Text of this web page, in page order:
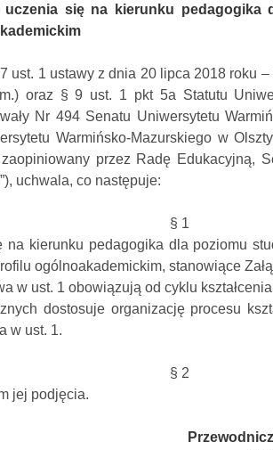
się na kierunku
ust. 1 ustawy z dnia 20 lipca 2018 roku
oraz § 9 ust. 1 pkt 5a Statutu
Nr 494 Senatu Uniwersytetu
Warmińsko-Mazurskiego w
przez Radę Edukacyjną,
uchwala, co następuje:
§ 1
na kierunku pedagogika dla poziomu
ogólnoakademickim, stanowiące
w ust. 1 obowiązują od cyklu
dostosuje organizację procesu
w ust. 1.
§ 2
jej podjęcia.